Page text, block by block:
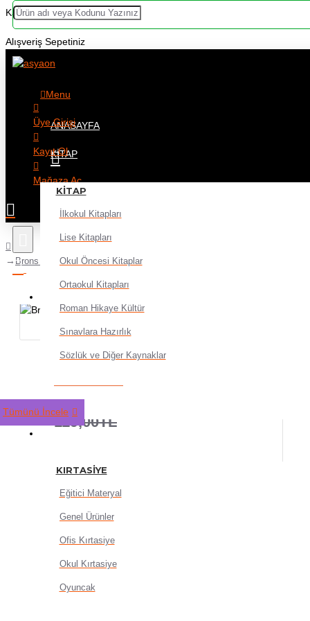
Kategoriler
Alışveriş Sepetiniz
Menu
ANASAYFA
KITAP
KITAP
İlkokul Kitapları
Lise Kitapları
Okul Öncesi Kitaplar
Ortaokul Kitapları
Roman Hikaye Kültür
Sınavlara Hazırlık
Sözlük ve Diğer Kaynaklar
Tümünü İncele
KIRTASIYE
Eğitici Materyal
Genel Ürünler
Ofis Kırtasiye
Okul Kırtasiye
Oyuncak
Üye Girişi
Kayıt Ol
Mağaza Aç
Brons Çini Mürekkebi 20Cc Mavi
Brons Çini Mürekkebi 20Cc
95,20TL
119,00TL
SEPETE EKLE
HEMEN AL